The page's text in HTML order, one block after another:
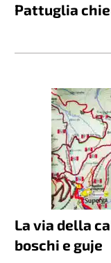
Pattuglia
La via della
boschi e guje